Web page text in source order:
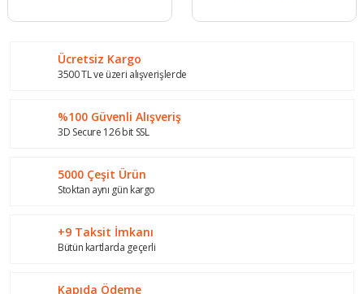
Ücretsiz Kargo
3500 TL ve üzeri alışverişlerde
%100 Güvenli Alışveriş
3D Secure 126 bit SSL
5000 Çeşit Ürün
Stoktan aynı gün kargo
+9 Taksit İmkanı
Bütün kartlarda geçerli
Kapıda Ödeme